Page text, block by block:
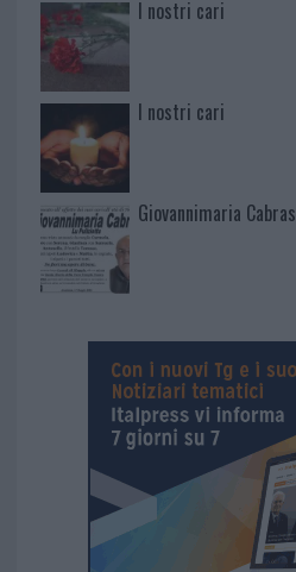
I nostri cari
I nostri cari
Giovannimaria Cabras